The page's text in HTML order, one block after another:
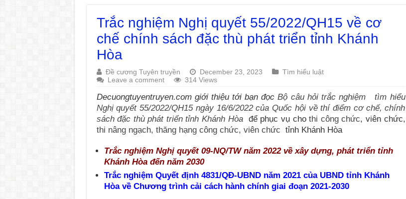
Trắc nghiệm Nghị quyết 55/2022/QH15 về cơ
chế chính sách đặc thù phát triển tỉnh Khánh
Hòa
Đề cương Tuyên truyền December 23, 2023
Tìm hiểu luật
Leave a comment
314 Views
Decuongtuyentruyen.com giới thiệu tới bạn đọcBộ câu hỏi trắc nghiệm tìm hiểu
Nghị quyết 55/2022/QH15 ngày 16/6/2022 của Quốc hội về thí điểm cơ chế, chính
sách đặc thù phát triển tỉnh Khánh Hòa để phục vụ chothi công chức, viên chức,
thi nâng ngạch, thăng hạng công chức, viên chức tỉnh Khánh Hòa
Trắc nghiệm Nghị quyết 09-NQ/TW năm 2022 về xây dựng, phát triển tỉnh
Khánh Hòa đến năm 2030
Trắc nghiệm Quyết định 4831/QĐ-UBND năm 2021 của UBND tỉnh Khánh
Hòa về Chương trình cải cách hành chính giai đoạn 2021-2030